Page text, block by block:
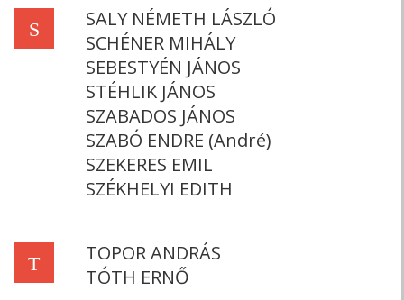
S
SALY NÉMETH LÁSZLÓ
SCHÉNER MIHÁLY
SEBESTYÉN JÁNOS
STÉHLIK JÁNOS
SZABADOS JÁNOS
SZABÓ ENDRE (André)
SZEKERES EMIL
SZÉKHELYI EDITH
T
TOPOR ANDRÁS
TÓTH ERNŐ